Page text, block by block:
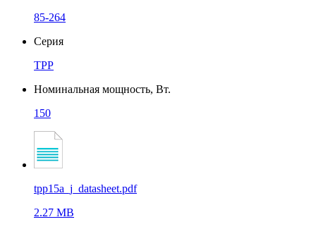
85-264
Серия
TPP
Номинальная мощность, Вт.
150
tpp15a_j_datasheet.pdf
2.27 MB